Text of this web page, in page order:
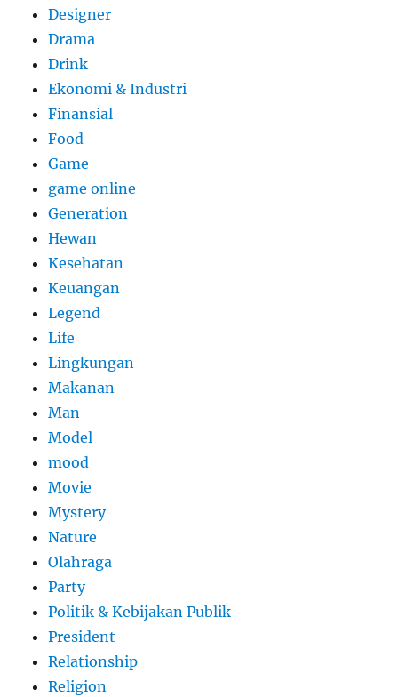
Designer
Drama
Drink
Ekonomi & Industri
Finansial
Food
Game
game online
Generation
Hewan
Kesehatan
Keuangan
Legend
Life
Lingkungan
Makanan
Man
Model
mood
Movie
Mystery
Nature
Olahraga
Party
Politik & Kebijakan Publik
President
Relationship
Religion